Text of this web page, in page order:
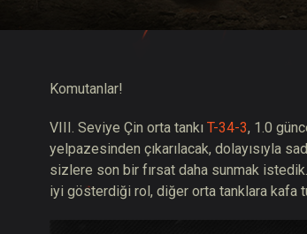
Komutanlar!
VIII. Seviye Çin orta tankı T-34-3, 1.0
yelpazesinden çıkarılacak, dolayısıyla
sizlere son bir fırsat daha sunmak
iyi gösterdiği rol, diğer orta tanklara kafa